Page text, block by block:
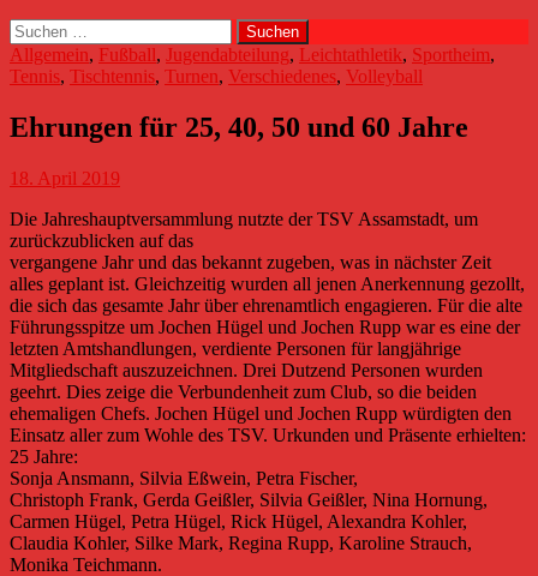
Suchen
nach:
Allgemein, Fußball, Jugendabteilung, Leichtathletik, Sportheim,
Tennis, Tischtennis, Turnen, Verschiedenes, Volleyball
Ehrungen für 25, 40, 50 und 60 Jahre
18. April 2019
Die Jahreshauptversammlung nutzte der TSV Assamstadt, um
zurückzublicken auf das
vergangene Jahr und das bekannt zugeben, was in nächster Zeit
alles geplant ist. Gleichzeitig wurden all jenen Anerkennung gezollt,
die sich das gesamte Jahr über ehrenamtlich engagieren. Für die alte
Führungsspitze um Jochen Hügel und Jochen Rupp war es eine der
letzten Amtshandlungen, verdiente Personen für langjährige
Mitgliedschaft auszuzeichnen. Drei Dutzend Personen wurden
geehrt. Dies zeige die Verbundenheit zum Club, so die beiden
ehemaligen Chefs. Jochen Hügel und Jochen Rupp würdigten den
Einsatz aller zum Wohle des TSV. Urkunden und Präsente erhielten:
25 Jahre:
Sonja Ansmann, Silvia Eßwein, Petra Fischer,
Christoph Frank, Gerda Geißler, Silvia Geißler, Nina Hornung,
Carmen Hügel, Petra Hügel, Rick Hügel, Alexandra Kohler,
Claudia Kohler, Silke Mark, Regina Rupp, Karoline Strauch,
Monika Teichmann.